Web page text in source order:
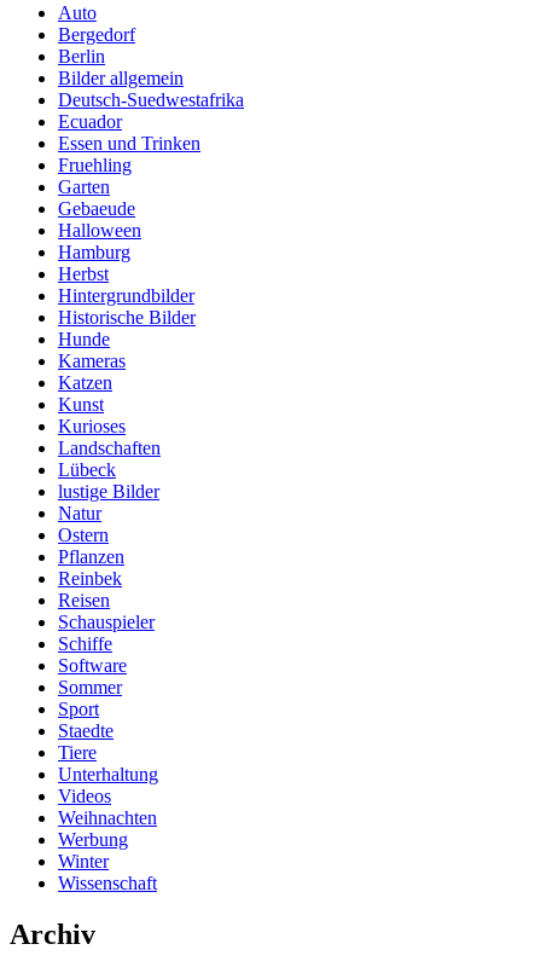
Auto
Bergedorf
Berlin
Bilder allgemein
Deutsch-Suedwestafrika
Ecuador
Essen und Trinken
Fruehling
Garten
Gebaeude
Halloween
Hamburg
Herbst
Hintergrundbilder
Historische Bilder
Hunde
Kameras
Katzen
Kunst
Kurioses
Landschaften
Lübeck
lustige Bilder
Natur
Ostern
Pflanzen
Reinbek
Reisen
Schauspieler
Schiffe
Software
Sommer
Sport
Staedte
Tiere
Unterhaltung
Videos
Weihnachten
Werbung
Winter
Wissenschaft
Archiv